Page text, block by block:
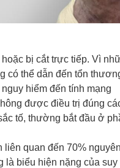
bị cắt trực tiếp. Vì
thể dẫn đến tổn
hiểm đến tính mạng
được điều trị đúng
tố, thường bắt đầu ở
quan đến 70%
biểu hiện nặng của